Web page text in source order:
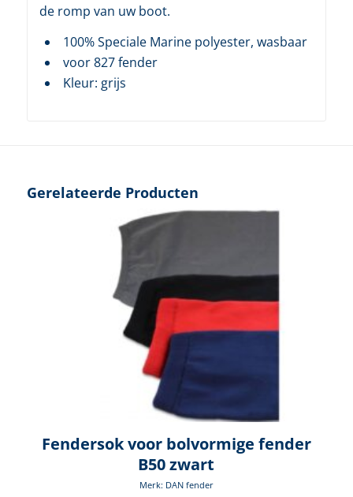
de romp van uw boot.
100% Speciale Marine polyester, wasbaar
voor 827 fender
Kleur: grijs
Gerelateerde Producten
Fendersok voor bolvormige fender
B50 zwart
Merk: DAN fender